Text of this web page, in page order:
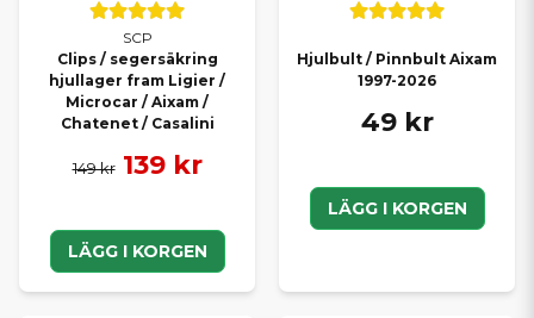
SCP
Clips / segersäkring
hjullager fram Ligier /
Microcar / Aixam /
Chatenet / Casalini
149 kr 139 kr
LÄGG I KORGEN
Hjulbult / Pinnbult Aixam
1997-2026
49 kr
LÄGG I KORGEN